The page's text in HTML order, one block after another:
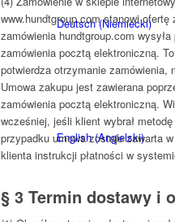
Deutsch(Niemiecki)
English(Angielski)
www.hundtgroup.com stanowi
zamówienia hundtgroup.com
zamówienia pocztą elektroniczną.
potwierdza otrzymanie zamówienia,
Umowa zakupu jest zawierana
zamówienia pocztą elektroniczną.
wcześniej, jeśli klient wybrał
przypadku umowa zostaje zawarta
klienta instrukcji płatności w
§ 3 Termin dostawy i